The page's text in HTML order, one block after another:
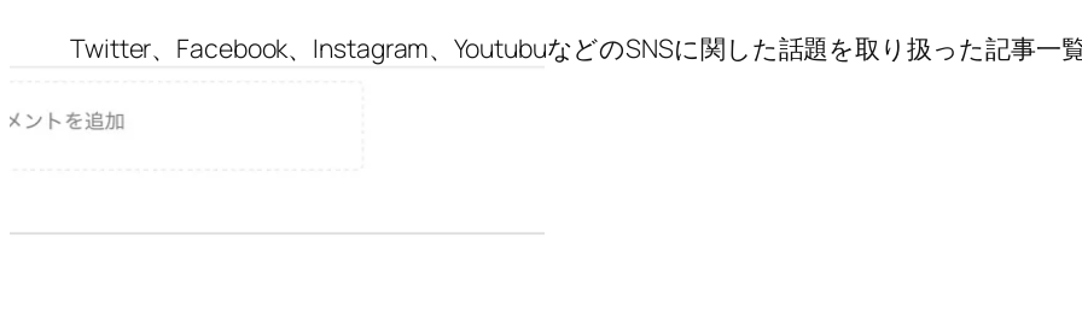
Twitter、Facebook、Instagram、YoutubuなどのSNSに関した話題を取り扱った記事一